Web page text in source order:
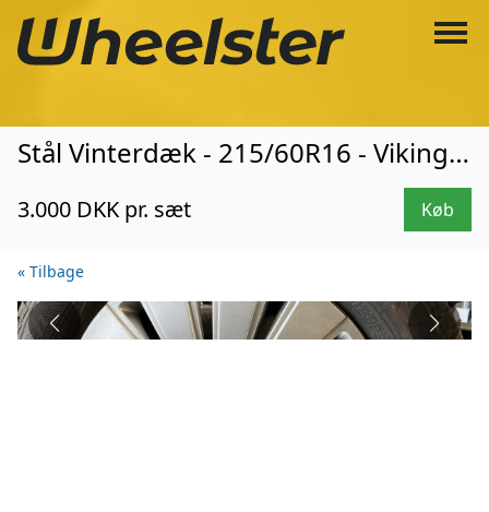
Stål Vinterdæk - 215/60R16 - Viking (3617)
3.000 DKK pr. sæt Køb
« Tilbage